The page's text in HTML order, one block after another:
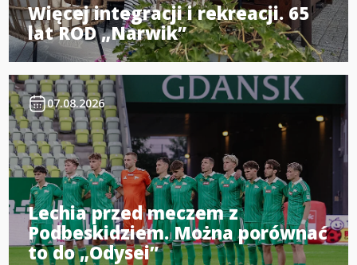
Więcej integracji i rekreacji. 65
lat ROD „Narwik”
07.08.2026
Lechia przed meczem z
Podbeskidziem. Można porównać
to do „Odysei”